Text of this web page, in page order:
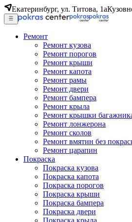
Екатеринбург, ул. Титова, 1а
Ремонт
Ремонт кузова
Ремонт порогов
Ремонт крыши
Ремонт капота
Ремонт рамы
Ремонт двери
Ремонт бампера
Ремонт крыла
Ремонт крышки
Ремонт лонжерона
Ремонт сколов
Ремонт вмятин без
Ремонт царапин
Покраска
Покраска кузова
Покраска капота
Покраска порогов
Покраска крыши
Покраска бампера
Покраска двери